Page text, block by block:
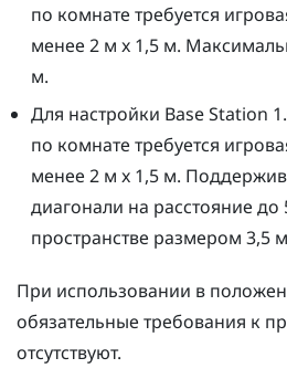
по комнате требуется
менее 2 м x 1,5 м.
м.
Для настройки Base Station
по комнате требуется
менее 2 м x 1,5 м.
диагонали на расстояние
пространстве размером 3,5
При использовании в
обязательные требования к
отсутствуют.